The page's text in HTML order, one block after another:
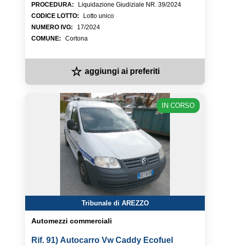
PROCEDURA:
Liquidazione Giudiziale NR. 39/2024
CODICE LOTTO:
Lotto unico
NUMERO IVG:
17/2024
COMUNE: Cortona
☆ aggiungi ai preferiti
IN CORSO
Tribunale di AREZZO
Automezzi commerciali
Rif. 91) Autocarro Vw Caddy Ecofuel